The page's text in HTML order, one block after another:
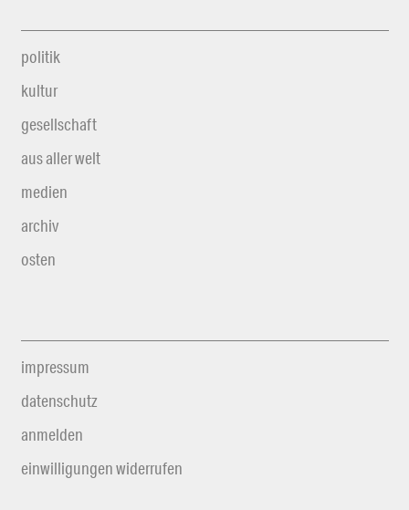
politik
kultur
gesellschaft
aus aller welt
medien
archiv
osten
impressum
datenschutz
anmelden
einwilligungen widerrufen